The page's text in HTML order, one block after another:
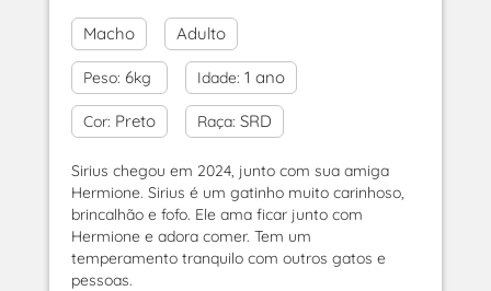
Macho Adulto
Peso: 6kg Idade: 1 ano
Cor: Preto Raça: SRD
Sirius chegou em 2024, junto com sua amiga
Hermione. Sirius é um gatinho muito carinhoso,
brincalhão e fofo. Ele ama ficar junto com
Hermione e adora comer. Tem um
temperamento tranquilo com outros gatos e
pessoas.